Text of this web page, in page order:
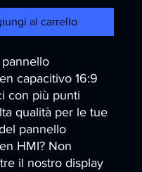
al carrello
capacitivo 16:9
con più punti
qualità per le tue
pannello
HMI? Non
il nostro display